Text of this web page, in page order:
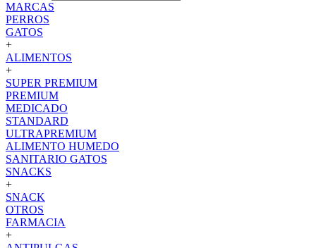
MARCAS
PERROS
GATOS
+
ALIMENTOS
+
SUPER PREMIUM
PREMIUM
MEDICADO
STANDARD
ULTRAPREMIUM
ALIMENTO HUMEDO
SANITARIO GATOS
SNACKS
+
SNACK
OTROS
FARMACIA
+